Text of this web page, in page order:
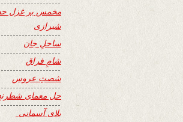
مخمس بر غزل
شیرازی
ساحلِ جان
شامِ فراق
شصتِ عروس
حل معمای شطرنج
بلای آسمانی